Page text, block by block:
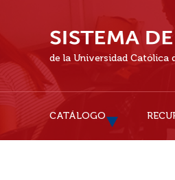
de la Universidad Católica
CATÁLOGO